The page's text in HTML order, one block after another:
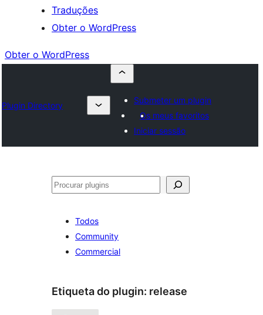
Traduções
Obter o WordPress
Obter o WordPress
Plugin Directory
Submeter um plugin
Os meus favoritos
Iniciar sessão
Pesquisar
Todos
Community
Commercial
Etiqueta do plugin: release